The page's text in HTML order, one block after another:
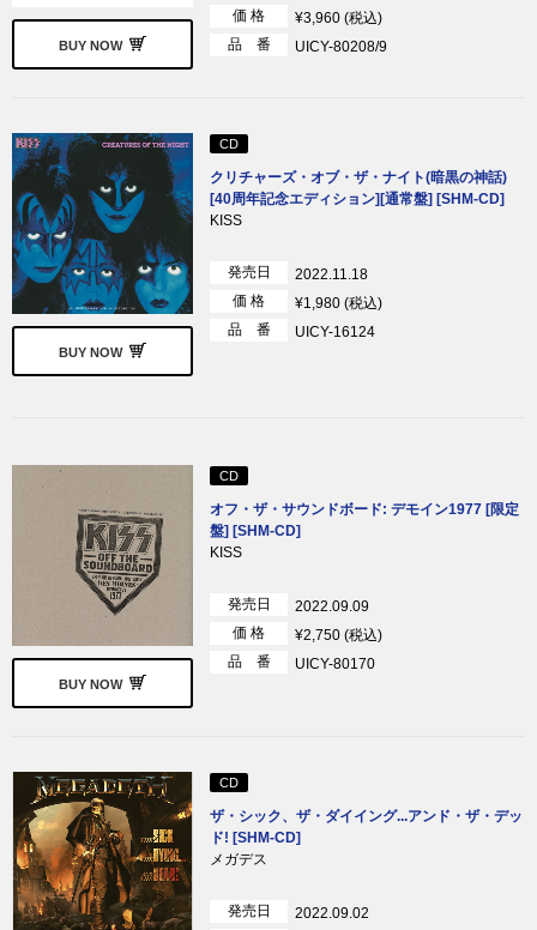
BUY NOW
価 格
¥3,960 (税込)
品 番
UICY-80208/9
BUY NOW
CD
クリチャーズ・オブ・ザ・ナイト(暗黒の神話)
[40周年記念エディション][通常盤] [SHM-CD]
KISS
発売日
2022.11.18
価 格
¥1,980 (税込)
品 番
UICY-16124
BUY NOW
CD
オフ・ザ・サウンドボード: デモイン1977 [限定
盤] [SHM-CD]
KISS
発売日
2022.09.09
価 格
¥2,750 (税込)
品 番
UICY-80170
CD
ザ・シック、ザ・ダイイング...アンド・ザ・デッ
ド! [SHM-CD]
メガデス
発売日
2022.09.02